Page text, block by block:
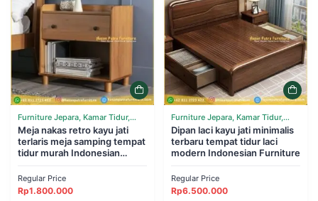
Furniture Jepara, Kamar Tidur,
Tempat Tidur
Meja nakas retro kayu jati
terlaris meja samping tempat
tidur murah Indonesian
Regular Price
Rp1.800.000
Furniture Jepara, Kamar Tidur,
Tempat Tidur
Dipan laci kayu jati minimalis
terbaru tempat tidur laci
modern Indonesian Furniture
Regular Price
Rp6.500.000